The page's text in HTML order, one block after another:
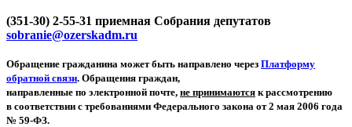
(351-30) 2-55-31 приемная Собрания депутатов
sobranie@ozerskadm.ru
Обращение гражданина может быть направлено через Платформу
обратной связи. Обращения граждан,
направленные по электронной почте, не принимаются к рассмотрению
в соответствии с требованиями Федерального закона от 2 мая 2006 года
№ 59-ФЗ.